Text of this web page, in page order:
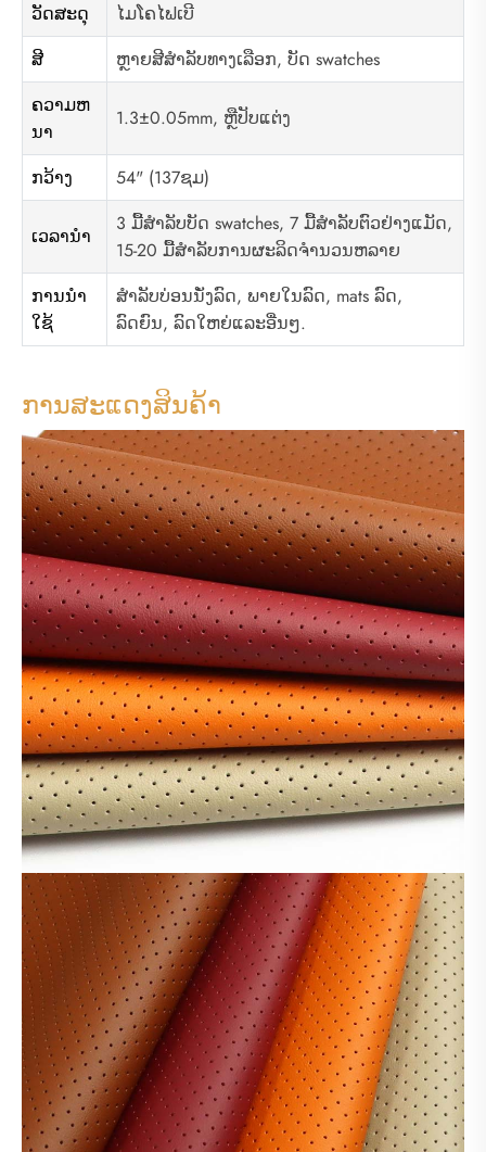
ວັດສະດຸ
ໄມໂຄໄຟເບີ
ສີ
ຫຼາຍສີສໍາລັບທາງເລືອກ, ບັດ swatches
ຄວາມຫ
ນາ
1.3±0.05mm, ຫຼືປັບແຕ່ງ
ກວ້າງ 54" (137ຊມ)
ເວລານໍາ
3 ມື້ສໍາລັບບັດ swatches, 7 ມື້ສໍາລັບຕົວຢ່າງແມັດ,
15-20 ມື້ສໍາລັບການຜະລິດຈໍານວນຫລາຍ
ການນໍາ
ໃຊ້
ສໍາລັບບ່ອນນັ່ງລົດ, ພາຍໃນລົດ, mats ລົດ,
ລົດຍົນ, ລົດໃຫຍ່ແລະອື່ນໆ.
ການສະແດງສິນຄ້າ